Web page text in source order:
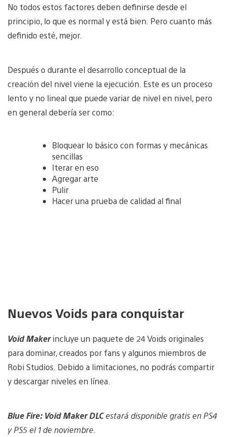
No todos estos factores deben definirse desde el
principio, lo que es normal y está bien. Pero cuanto más
definido esté, mejor.
Después o durante el desarrollo conceptual de la
creación del nivel viene la ejecución. Este es un proceso
lento y no lineal que puede variar de nivel en nivel, pero
en general debería ser como:
Bloquear lo básico con formas y mecánicas
sencillas
Iterar en eso
Agregar arte
Pulir
Hacer una prueba de calidad al final
Nuevos Voids para conquistar
Void Makerincluye un paquete de 24 Voids originales
para dominar, creados por fans y algunos miembros de
Robi Studios. Debido a limitaciones, no podrás compartir
y descargar niveles en línea.
Blue Fire: Void Maker DLCestará disponible gratis en PS4
y PS5 el 1 de noviembre.